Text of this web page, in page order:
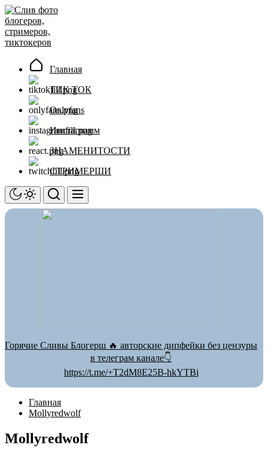
Перейти
к
содержимому
Главная
ТИК ТОК
Onlyfans
Инстаграмм
ЗНАМЕНИТОСТИ
СТРИМЕРШИ
Горячие Сливы Блогерш 🔥 авторские дипфейки без цензуры
в телеграм канале👇
https://t.me/+T2dM8E25B-hkYTBi
Главная
Mollyredwolf
Mollyredwolf